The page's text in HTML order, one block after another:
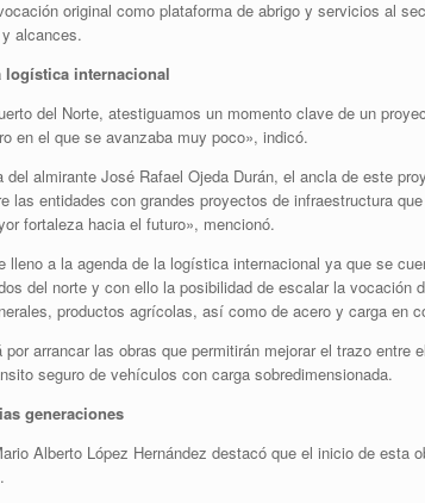
original como plataforma de abrigo y servicios al
alcances.
logística internacional
del Norte, atestiguamos un momento clave de un
en el que se avanzaba muy poco», indicó.
almirante José Rafael Ojeda Durán, el ancla de este
las entidades con grandes proyectos de infraestructura
fortaleza hacia el futuro», mencionó.
a la agenda de la logística internacional ya que se
del norte y con ello la posibilidad de escalar la vocación
productos agrícolas, así como de acero y carga en
arrancar las obras que permitirán mejorar el trazo entre
seguro de vehículos con carga sobredimensionada.
generaciones
Alberto López Hernández destacó que el inicio de esta